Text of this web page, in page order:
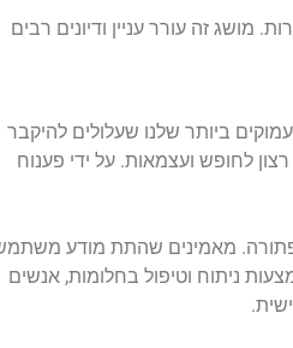
מושג זה עורר עניין ודיונים רבים
ביותר שלנו שעלולים להיקבר
לחופש ועצמאות. על ידי פענוח
פתורה. מאמינים שהתת מודע
ניתוח וטיפול בחלומות, אנשים